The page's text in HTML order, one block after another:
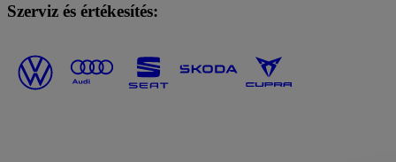
Szerviz és értékesítés: